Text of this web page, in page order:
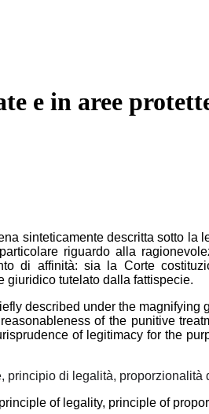
e in aree
sinteticamente descritta sotto la
riguardo alla
di affinità: sia la Corte
giuridico tutelato dalla fattispecie.
described under the
of the punitive
of legitimacy for the
principio di legalità, proporzionalità
of legality, principle of